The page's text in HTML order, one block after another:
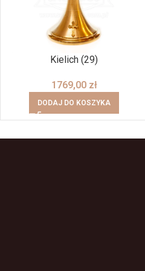
Kielich (29)
1769,00 zł
DODAJ DO KOSZYKA